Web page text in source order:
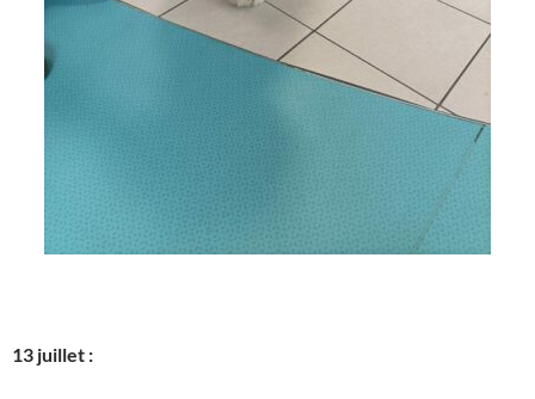
13 juillet :